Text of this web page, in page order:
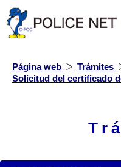
Página web
Trámites
Solicitud del certificado